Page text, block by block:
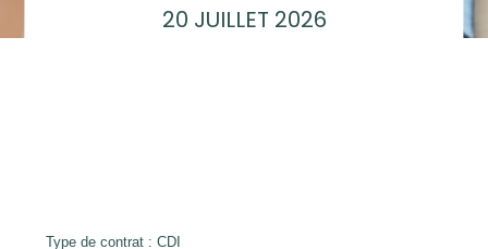
20 JUILLET 2026
Type de contrat : CDI